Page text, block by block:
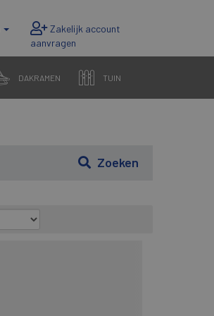
DAKRAMEN TUIN
Zoeken